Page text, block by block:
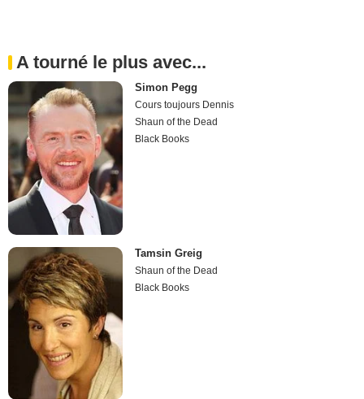
A tourné le plus avec...
Simon Pegg
Cours toujours Dennis
Shaun of the Dead
Black Books
Tamsin Greig
Shaun of the Dead
Black Books